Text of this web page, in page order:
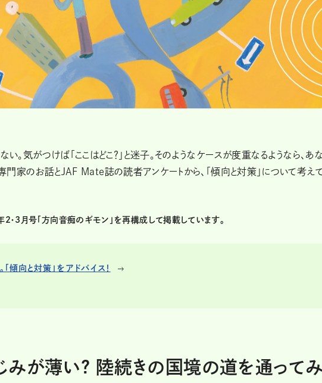
。気がつけば「ここはどこ？」と迷子。そのようなケースが度重なるようなら、あ
専門家のお話とJAF Mate誌の読者アンケートから、「傾向と対策」について考え
3月号「方向音痴のギモン」を再構成して掲載しています。
傾向と対策」をアドバイス！
みが薄い? 陸続きの国境の道を通って